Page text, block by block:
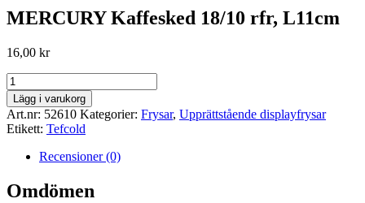
MERCURY Kaffesked 18/10 rfr, L11cm
16,00 kr
MERCURY
Kaffesked
18/10
rfr,
L11cm
mängd
Lägg i varukorg
Art.nr: 52610 Kategorier: Frysar, Upprättstående displayfrysar
Etikett: Tefcold
Recensioner (0)
Omdömen